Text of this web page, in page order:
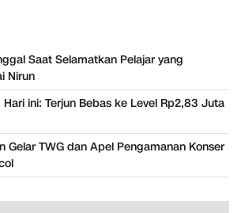
Saat Selamatkan Pelajar yang
Nirun
ini: Terjun Bebas ke Level Rp2,83 Juta
Gelar TWG dan Apel Pengamanan Konser